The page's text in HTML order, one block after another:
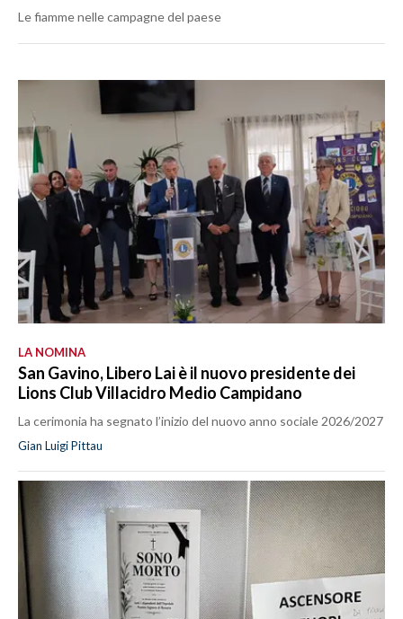
Le fiamme nelle campagne del paese
LA NOMINA
San Gavino, Libero Lai è il nuovo presidente dei
Lions Club Villacidro Medio Campidano
La cerimonia ha segnato l’inizio del nuovo anno sociale 2026/2027
Gian Luigi Pittau